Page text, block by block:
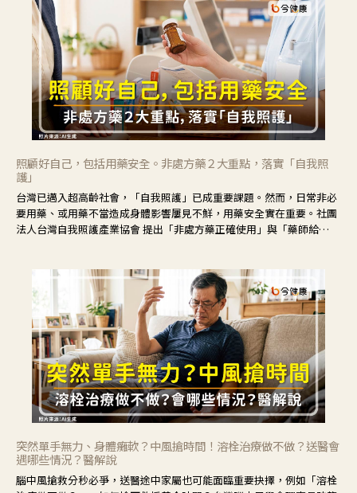
照顧好自己，包括用藥安全。非處方藥２大重點，落實「自我照
護」
台灣已邁入超高齡社會，「自我照護」已成重要課題。然而，日常非必
要用藥、或用藥不當造成身體影響屢見不鮮，用藥安全實在重要。社團
法人台灣自我照護產業協會 提出「非處方藥正確使用」與「藥師給
突然單手無力、身體癱軟？中風搶時間！溶栓治療做不做？送醫會
遇哪些情況？醫解說
腦中風搶救分秒必爭，送醫途中家屬也可能面臨重要抉擇，例如「溶栓